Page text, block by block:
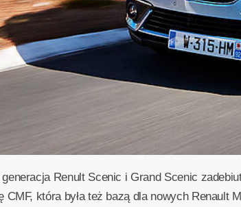
Renult Scenic i Grand Scenic
CMF, która była też bazą dla nowych Renault